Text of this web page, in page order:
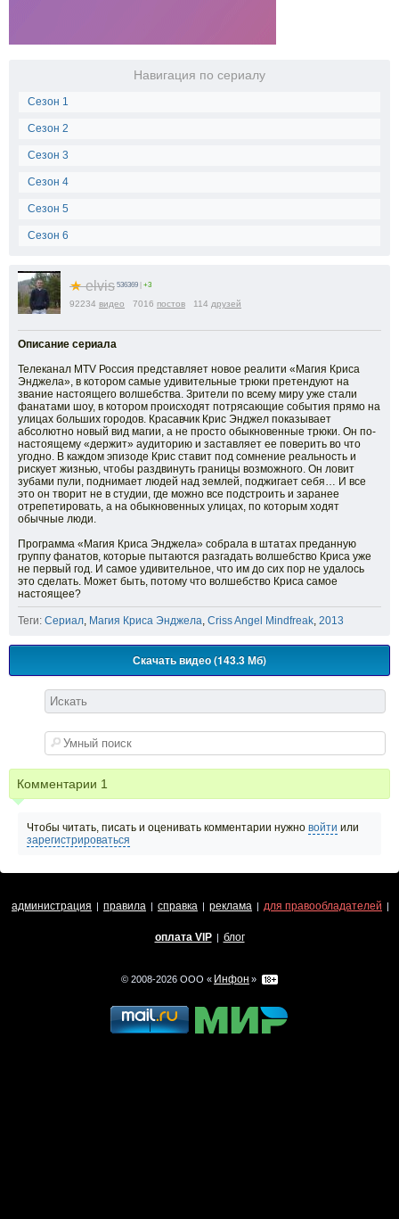
Навигация по сериалу
Сезон 1
Сезон 2
Сезон 3
Сезон 4
Сезон 5
Сезон 6
★elvis 536369 | +3
92234 видео 7016 постов 114 друзей
Описание сериала
Телеканал MTV Россия представляет новое реалити «Магия Криса
Энджела», в котором самые удивительные трюки претендуют на
звание настоящего волшебства. Зрители по всему миру уже стали
фанатами шоу, в котором происходят потрясающие события прямо на
улицах больших городов. Красавчик Крис Энджел показывает
абсолютно новый вид магии, а не просто обыкновенные трюки. Он по-
настоящему «держит» аудиторию и заставляет ее поверить во что
угодно. В каждом эпизоде Крис ставит под сомнение реальность и
рискует жизнью, чтобы раздвинуть границы возможного. Он ловит
зубами пули, поднимает людей над землей, поджигает себя… И все
это он творит не в студии, где можно все подстроить и заранее
отрепетировать, а на обыкновенных улицах, по которым ходят
обычные люди.
Программа «Магия Криса Энджела» собрала в штатах преданную
группу фанатов, которые пытаются разгадать волшебство Криса уже
не первый год. И самое удивительное, что им до сих пор не удалось
это сделать. Может быть, потому что волшебство Криса самое
настоящее?
Теги: Сериал Магия Криса Энджела Criss Angel Mindfreak 2013
Скачать видео (143.3 Мб)
Комментарии 1
Чтобы читать, писать и оценивать комментарии нужно войти или
зарегистрироваться
администрация | правила | справка | реклама | для правообладателей |
оплата VIP | блог
© 2008-2026 ООО « Инфон »